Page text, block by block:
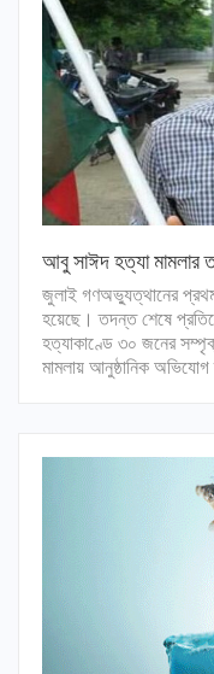
আবু সাঈদ হত্যা মামলার
জুলাই গণঅভ্যুত্থানের
হয়েছে। তদন্ত শেষে
হত্যাকাণ্ডে ৩০ জনের
মামলায় আনুষ্ঠানিক অভিযোগ